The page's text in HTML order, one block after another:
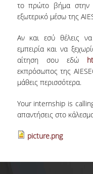
ΜΕΛΗ
Ε.ΔΙ.Π
το πρώτο βήμα στην
εξωτερικό μέσω της
Αν και εσύ θέλεις να
εμπειρίακαι να
αίτηση σου εδώ
εκπρόσωπος της
μάθεις περισσότερα.
Your internship is
απαντήσεις στο
picture.png